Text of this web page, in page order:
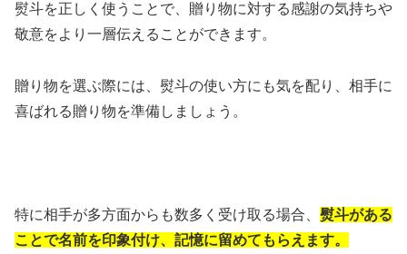
熨斗を正しく使うことで、贈り物に対する感謝の気持ちや
敬意をより一層伝えることができます。
贈り物を選ぶ際には、熨斗の使い方にも気を配り、相手に
喜ばれる贈り物を準備しましょう。
特に相手が多方面からも数多く受け取る場合、 熨斗がある
ことで名前を印象付け、記憶に留めてもらえます。